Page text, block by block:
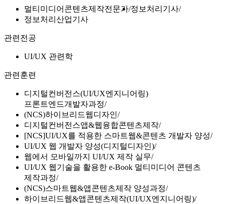
멀티미디어콘텐츠제작전문가 정보처리기사
정보처리산업기사
관련전공
UI/UX 관련학
관련훈련
디지털컨버전스(UI/UX엔지니어링)
프론트엔드개발자과정
(NCS)하이브리드웹디자인
디지털컨버전스앱&웹융합콘텐츠제작
[NCS]UI/UX를 적용한 스마트웹&콘텐츠 개발자 양성
UI/UX 웹 개발자 양성(디지털디자인)
웹에서 모바일까지 UI/UX 제작 실무
UI/UX 웹기술을 활용한 e-Book 멀티미디어 콘텐츠
제작과정
(NCS)스마트웹&앱콘텐츠제작 양성과정
하이브리드웹&앱콘텐츠제작(UI/UX엔지니어링)